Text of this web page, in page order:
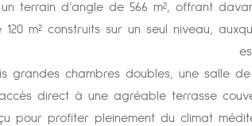
terrain d’angle de 566 m², offrant
m² construits sur un seul niveau,
grandes chambres doubles, une salle
direct à une agréable terrasse
pour profiter pleinement du climat